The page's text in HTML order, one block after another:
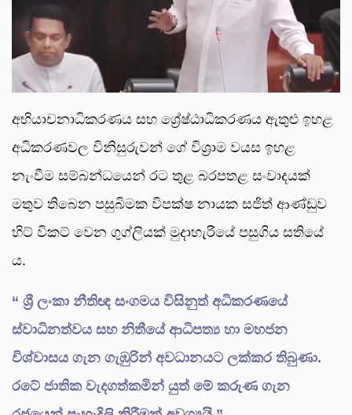
අභියාචනාධිකරණය සහ ශ්‍රේෂ්ඨාධිකරණය ඇතුළු ඉහළ
අධිකරණවල විනිසුරුවන් ගේ විශ්‍රාම වයස ඉහළ
නැංවීම සම්බන්ධයෙන් රට තුළ බරපතළ සංවාදයක්
මතුව තිබෙන පසුබිමක විපක්ෂ නායක සජිත් ආණ්ඩුව
හිට් විකට් වෙන ගුග්ලියක් මුදාහැරියේ පසුගිය සතියේ
ය.
“ ශ්‍රී ලංකා නීතිඥ සංගමය විසිනුත් අධිකරණයේ
ස්වාධිනත්වය සහ නිතීයේ ආධිපත්‍ය හා මහජන
විශ්වාසය ගැන ගැඹුරින් අවධානයට ලක්කර තිබුණා.
රටේ ජාතික වැදගත්කමින් යුත් මේ කරුණ ගැන